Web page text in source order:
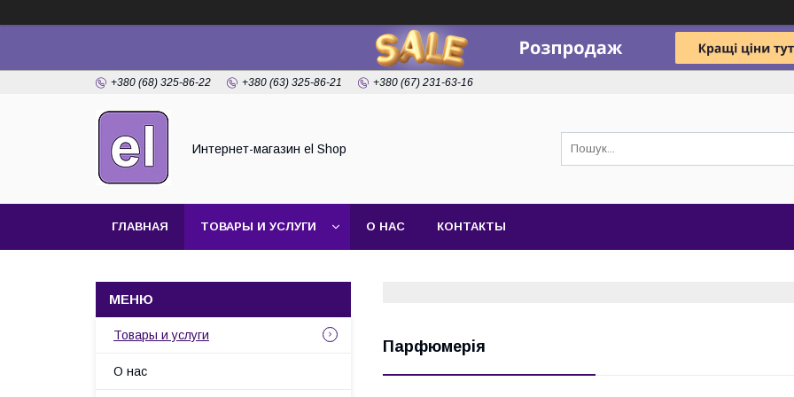
+380 (68) 325-86-22 +380 (63) 325-86-21 +380 (67) 231-63-16
Интернет-магазин el Shop
ГЛАВНАЯ ТОВАРЫ И УСЛУГИ О НАС КОНТАКТЫ
Парфюмерія
Товары и услуги
О нас